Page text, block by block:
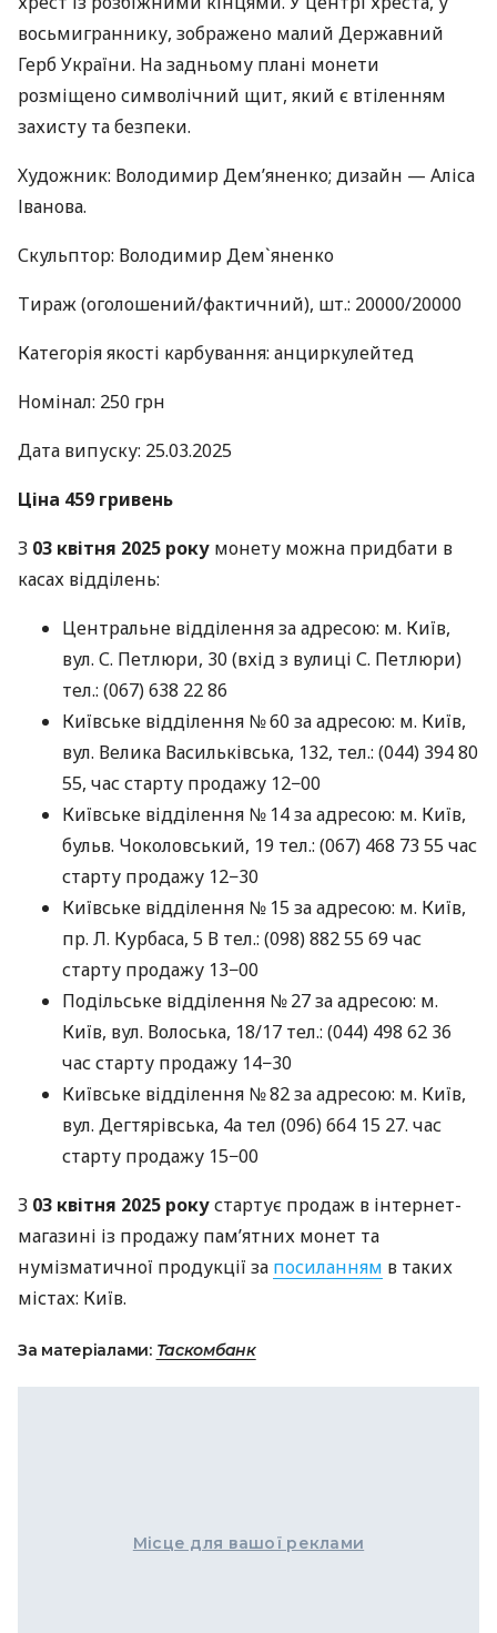
восьмиграннику, зображено малий Державний
Герб України. На задньому плані монети
розміщено символічний щит, який є втіленням
захисту та безпеки.
Художник: Володимир Дем’яненко; дизайн — Аліса
Іванова.
Скульптор: Володимир Дем`яненко
Тираж (оголошений/фактичний), шт.: 20000/20000
Категорія якості карбування: анциркулейтед
Номінал: 250 грн
Дата випуску: 25.03.2025
Ціна 459 гривень
З 03 квітня 2025 року монету можна придбати в
касах відділень:
Центральне відділення за адресою: м. Київ,
вул. С. Петлюри, 30 (вхід з вулиці С. Петлюри)
тел.: (067) 638 22 86
Київське відділення № 60 за адресою: м. Київ,
вул. Велика Васильківська, 132, тел.: (044) 394 80
55, час старту продажу 12−00
Київське відділення № 14 за адресою: м. Київ,
бульв. Чоколовський, 19 тел.: (067) 468 73 55 час
старту продажу 12−30
Київське відділення № 15 за адресою: м. Київ,
пр. Л. Курбаса, 5 В тел.: (098) 882 55 69 час
старту продажу 13−00
Подільське відділення № 27 за адресою: м.
Київ, вул. Волоська, 18/17 тел.: (044) 498 62 36
час старту продажу 14−30
Київське відділення № 82 за адресою: м. Київ,
вул. Дегтярівська, 4а тел (096) 664 15 27. час
старту продажу 15−00
З 03 квітня 2025 рокустартує продаж в інтернет-
магазині із продажу пам’ятних монет та
нумізматичної продукції за посиланням в таких
містах: Київ.
За матеріалами: Таскомбанк
Місце для вашої реклами